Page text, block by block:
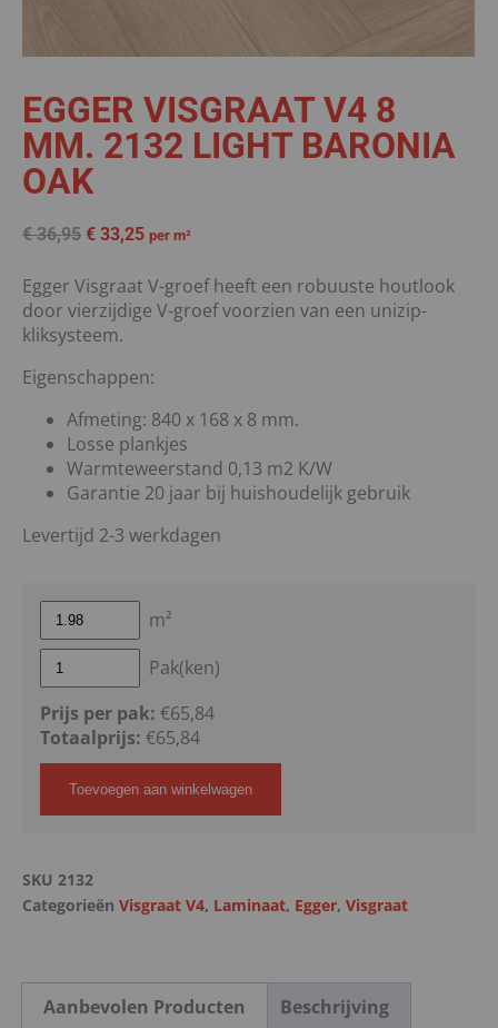
EGGER VISGRAAT V4 8
MM. 2132 LIGHT BARONIA
OAK
€36,95 € 33,25 per m²
Egger Visgraat V-groef heeft een robuuste houtlook
door vierzijdige V-groef voorzien van een unizip-
kliksysteem.
Eigenschappen:
Afmeting: 840 x 168 x 8 mm.
Losse plankjes
Warmteweerstand 0,13 m2 K/W
Garantie 20 jaar bij huishoudelijk gebruik
Levertijd 2-3 werkdagen
m²
Pak(ken)
Prijs per pak: €65,84
Totaalprijs: €65,84
Toevoegen aan winkelwagen
SKU 2132
Categorieën Visgraat V4, Laminaat, Egger, Visgraat
Aanbevolen Producten Beschrijving